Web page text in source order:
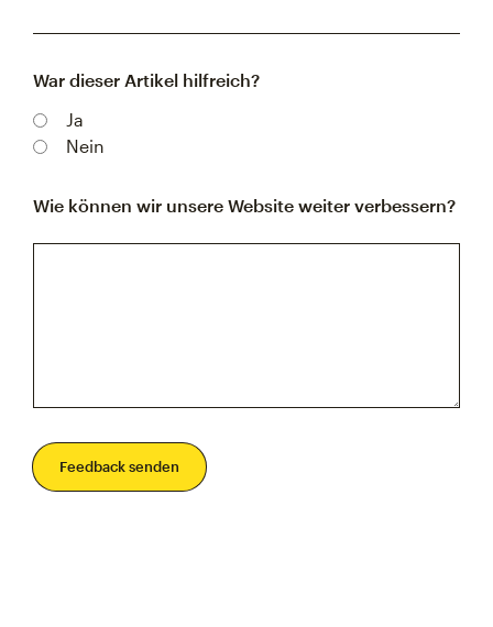
War dieser Artikel hilfreich?
Ja
Nein
Wie können wir unsere Website weiter verbessern?
Feedback senden